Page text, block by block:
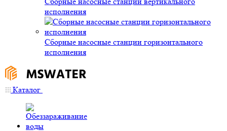
исполнения
Сборные насосные станции горизонтального
исполнения
Каталог